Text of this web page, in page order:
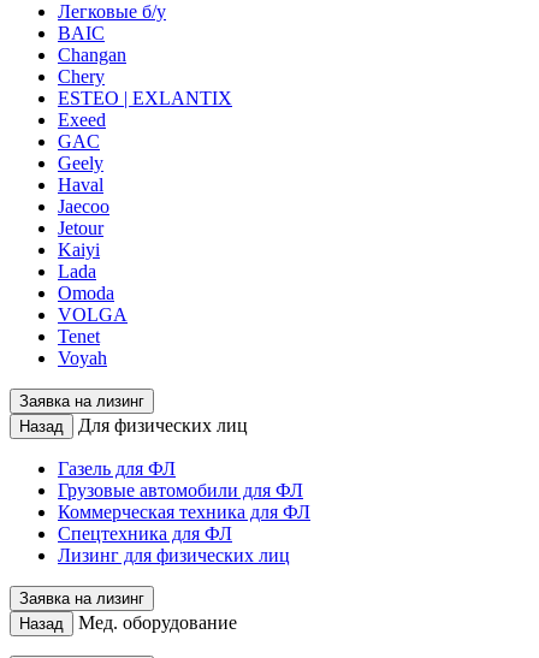
Легковые б/у
BAIC
Changan
Chery
ESTEO | EXLANTIX
Exeed
GAC
Geely
Haval
Jaecoo
Jetour
Kaiyi
Lada
Omoda
VOLGA
Tenet
Voyah
Заявка на лизинг
Назад
Для физических лиц
Газель для ФЛ
Грузовые автомобили для ФЛ
Коммерческая техника для ФЛ
Спецтехника для ФЛ
Лизинг для физических лиц
Заявка на лизинг
Назад
Мед. оборудование